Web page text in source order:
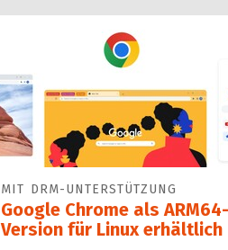
MIT DRM-UNTERSTÜTZUNG
Google Chrome als ARM64-
Version für Linux erhältlich